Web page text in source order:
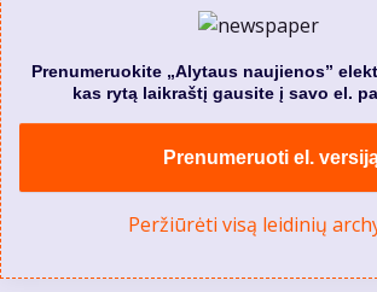
Prenumeruokite „Alytaus naujienos”
kas rytą laikraštį gausite į savo el.
Prenumeruoti el.
Peržiūrėti visą leidinių